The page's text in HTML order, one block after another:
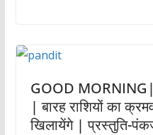
GOOD
| बारह राशियों का
खिलायेंगे | प्रस्तुति-